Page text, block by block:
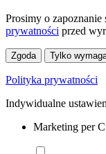
Prosimy o zapoznanie
prywatności przed
Zgoda Tylko
Polityka prywatności
Indywidualne
Marketing per